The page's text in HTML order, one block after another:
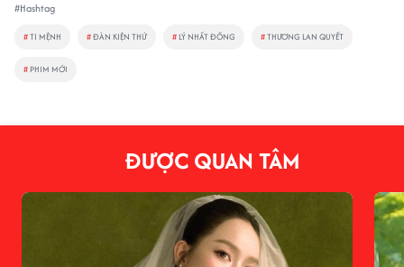
#Hashtag
#TI MỆNH #ĐÀN KIỆN THỨ # LÝ NHẤT ĐỒNG #THƯƠNG LAN QUYẾT
# PHIM MỚI
ĐƯỢC QUAN TÂM